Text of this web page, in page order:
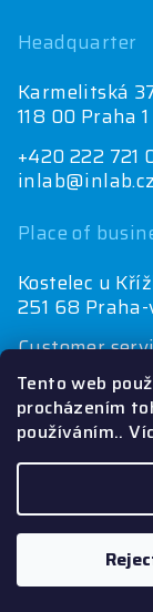
Tento web
procházením
používáním..
Headquarter
Karmelitská
118 00 Praha 1
+420 222 721
inlab@inlab.cz
Place of
Kostelec u
251 68
Customer
+420 222 721
Economics
+420 725 721